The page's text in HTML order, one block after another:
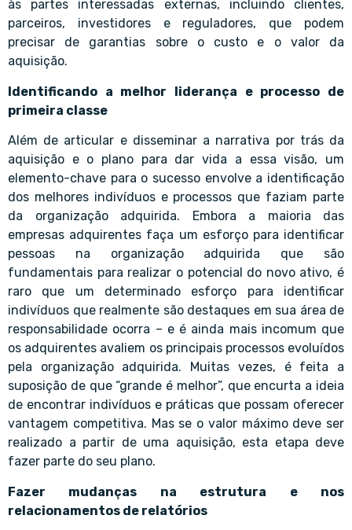
às partes interessadas externas, incluindo clientes,
parceiros, investidores e reguladores, que podem
precisar de garantias sobre o custo e o valor da
aquisição.
Identificando a melhor liderança e processo de
primeira classe
Além de articular e disseminar a narrativa por trás da
aquisição e o plano para dar vida a essa visão, um
elemento-chave para o sucesso envolve a identificação
dos melhores indivíduos e processos que faziam parte
da organização adquirida. Embora a maioria das
empresas adquirentes faça um esforço para identificar
pessoas na organização adquirida que são
fundamentais para realizar o potencial do novo ativo, é
raro que um determinado esforço para identificar
indivíduos que realmente são destaques em sua área de
responsabilidade ocorra – e é ainda mais incomum que
os adquirentes avaliem os principais processos evoluídos
pela organização adquirida. Muitas vezes, é feita a
suposição de que “grande é melhor”, que encurta a ideia
de encontrar indivíduos e práticas que possam oferecer
vantagem competitiva. Mas se o valor máximo deve ser
realizado a partir de uma aquisição, esta etapa deve
fazer parte do seu plano.
Fazer mudanças na estrutura e nos
relacionamentos de relatórios